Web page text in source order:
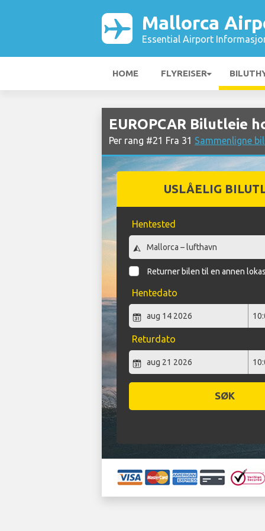
Mallorca
Essential Airport
HOME FLYREISER
EUROPCAR Bilutleie
Per rang #21 Fra 31 Sammenligne
USLÅELIG
Hentested
Returner bilen til en annen
Hentedato
Returdato
SØK